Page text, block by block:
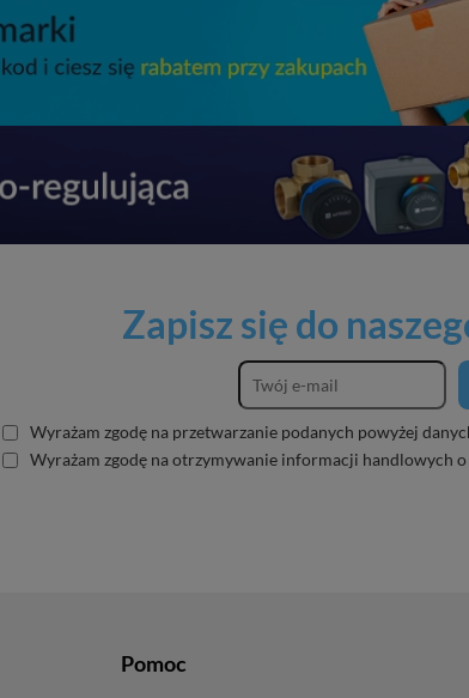
Zapisz się do
Wyrażam zgodę na przetwarzanie podanych powyżej
Wyrażam zgodę na otrzymywanie informacji handlowych
Pomoc